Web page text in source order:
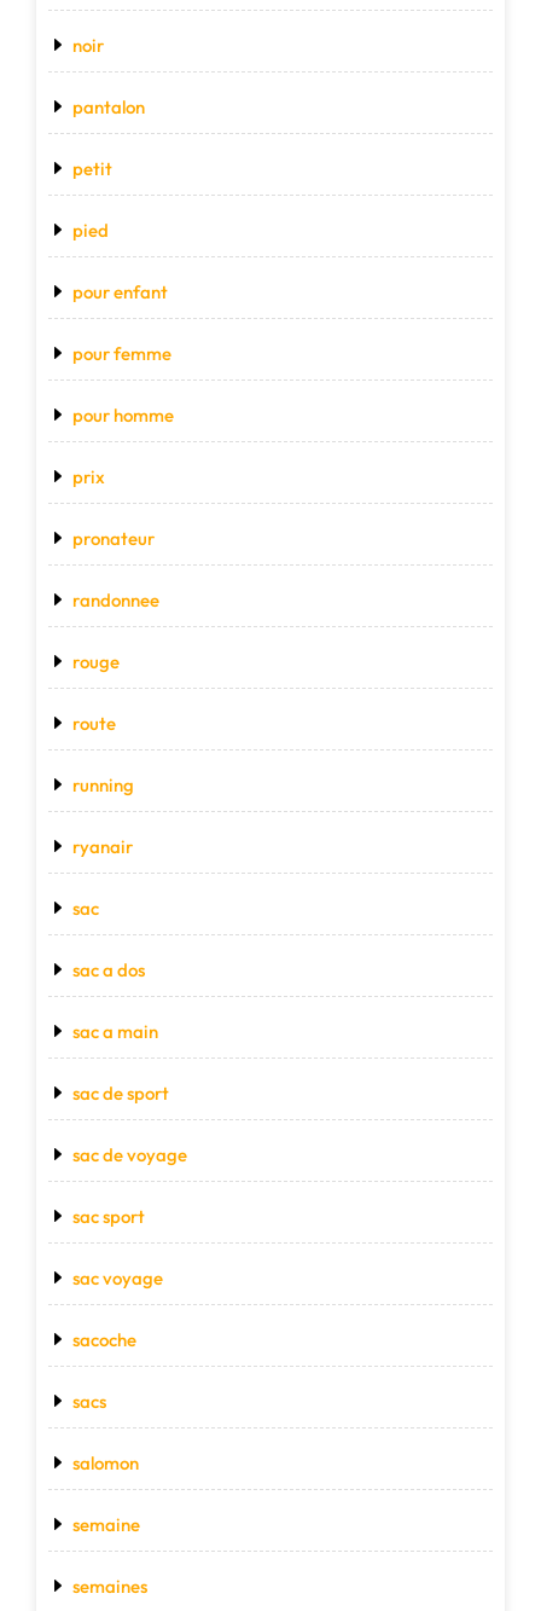
noir
pantalon
petit
pied
pour enfant
pour femme
pour homme
prix
pronateur
randonnee
rouge
route
running
ryanair
sac
sac a dos
sac a main
sac de sport
sac de voyage
sac sport
sac voyage
sacoche
sacs
salomon
semaine
semaines